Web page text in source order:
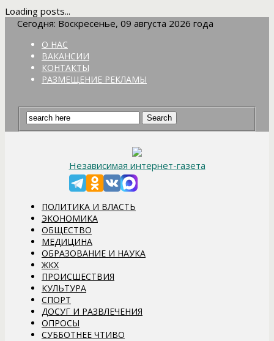
Loading posts...
Сегодня: Воскресенье, 09 августа 2026 года
О НАС
ВАКАНСИИ
КОНТАКТЫ
РАЗМЕЩЕНИЕ РЕКЛАМЫ
Независимая интернет-газета
ПОЛИТИКА И ВЛАСТЬ
ЭКОНОМИКА
ОБЩЕСТВО
МЕДИЦИНА
ОБРАЗОВАНИЕ И НАУКА
ЖКХ
ПРОИСШЕСТВИЯ
КУЛЬТУРА
СПОРТ
ДОСУГ И РАЗВЛЕЧЕНИЯ
ОПРОСЫ
СУББОТНЕЕ ЧТИВО